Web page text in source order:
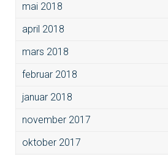
mai 2018
april 2018
mars 2018
februar 2018
januar 2018
november 2017
oktober 2017